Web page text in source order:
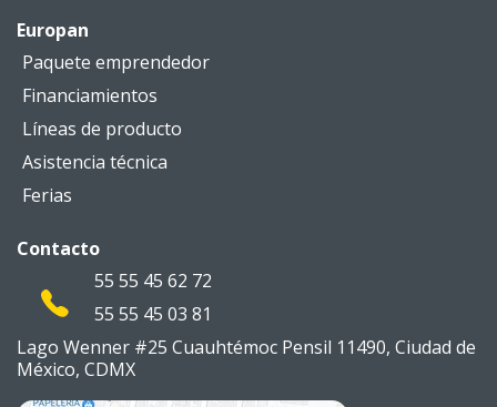
Europan
Paquete emprendedor
Financiamientos
Líneas de producto
Asistencia técnica
Ferias
Contacto
55 55 45 62 72
55 55 45 03 81
Lago Wenner #25 Cuauhtémoc Pensil 11490, Ciudad de
México, CDMX